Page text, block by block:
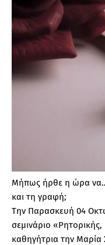
Μήπως ήρθε η ώρα να…
και τη γραφή;
Την Παρασκευή 04
σεμινάριο
καθηγήτρια την Μαρία